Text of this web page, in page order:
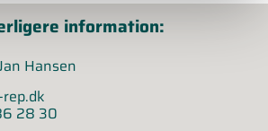
information:
Hansen
28 30